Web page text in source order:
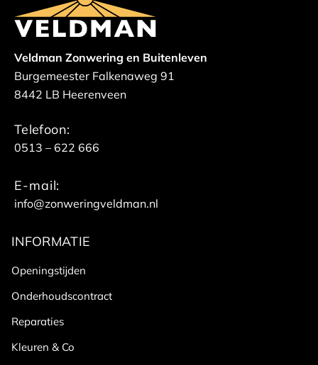
Veldman Zonwering en Buitenleven
Burgemeester Falkenaweg 91
8442 LB Heerenveen
Telefoon:
0513 – 622 666
E-mail:
info@zonweringveldman.nl
INFORMATIE
Openingstijden
Onderhoudscontract
Reparaties
Kleuren & Co